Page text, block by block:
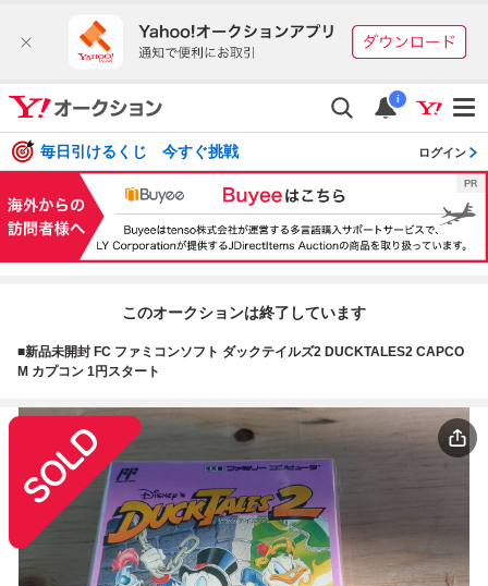
i
毎日引けるくじ 今すぐ挑戦 ログイン
このオークションは終了しています
■新品未開封 FC ファミコンソフト ダックテイルズ2 DUCKTALES2 CAPCO
M カプコン 1円スタート